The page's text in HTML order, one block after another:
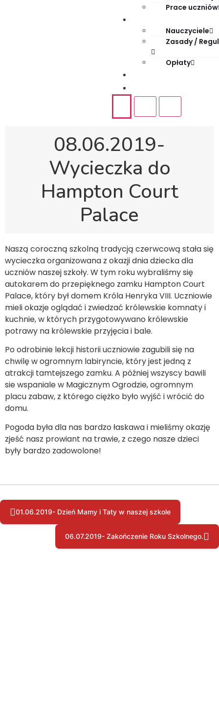
Prace uczniów
Nauczyciele
Zasady /
Opłaty
08.06.2019-
Wycieczka do
Hampton Court
Palace
Naszą coroczną szkolną tradycją czerwcową stała się
wycieczka organizowana z okazji dnia dziecka dla
uczniów naszej szkoły. W tym roku wybraliśmy się
autokarem do przepięknego zamku Hampton Court
Palace, który był domem Króla Henryka VIII. Uczniowie
mieli okazje oglądać i zwiedzać królewskie komnaty i
kuchnie, w których przygotowywano królewskie
potrawy na królewskie przyjęcia i bale.
Po odrobinie lekcji historii uczniowie zagubili się na
chwilę w ogromnym labiryncie, który jest jedną z
atrakcji tamtejszego zamku. A później wszyscy bawili
sie wspaniale w Magicznym Ogrodzie, ogromnym
placu zabaw, z którego ciężko było wyjść i wrócić do
domu.
Pogoda była dla nas bardzo łaskawa i mieliśmy okazję
zjeść nasz prowiant na trawie, z czego nasze dzieci
były bardzo zadowolone!
01.06.2019- Dzień Mamy i Taty w naszej szkole
06.07.2019- Zakończenie Roku Szkolnego.